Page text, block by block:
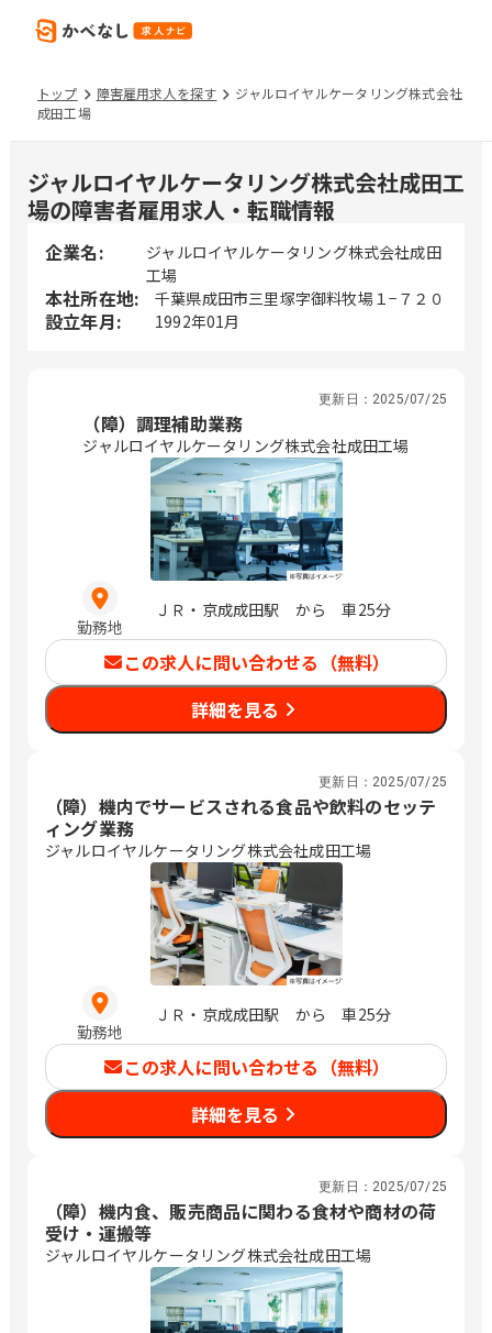
トップ 障害雇用求人を探す
ジャルロイヤルケータリング株式会社
成田工場
ジャルロイヤルケータリング株式会社成田工
場の障害者雇用求人・転職情報
企業名:
ジャルロイヤルケータリング株式会社成田
工場
本社所在地: 千葉県成田市三里塚字御料牧場１−７２０
設立年月: 1992年01月
更新日： 2025/07/25
（障）調理補助業務
ジャルロイヤルケータリング株式会社成田工場
勤務地
ＪＲ・京成成田駅 から 車25分
この求人に問い合わせる（無料）
詳細を見る
更新日： 2025/07/25
（障）機内でサービスされる食品や飲料のセッテ
ィング業務
ジャルロイヤルケータリング株式会社成田工場
勤務地
ＪＲ・京成成田駅 から 車25分
この求人に問い合わせる（無料）
詳細を見る
更新日： 2025/07/25
（障）機内食、販売商品に関わる食材や商材の荷
受け・運搬等
ジャルロイヤルケータリング株式会社成田工場